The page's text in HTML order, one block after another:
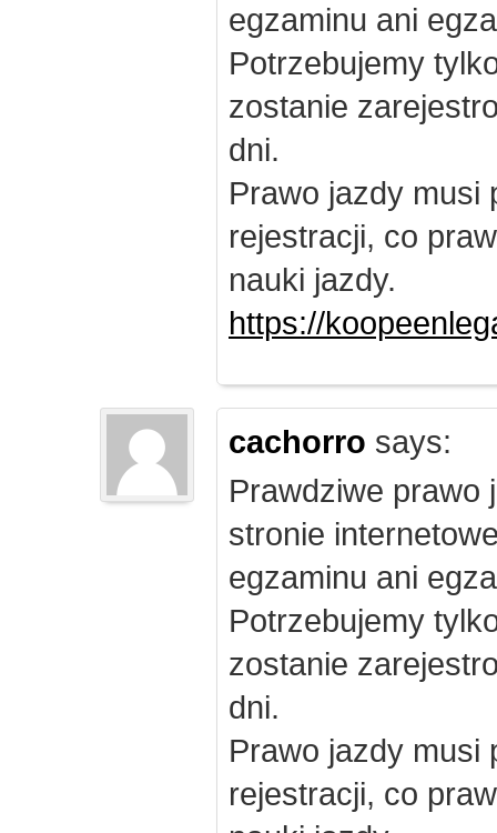
egzaminu ani
Potrzebujemy
zostanie
dni.
Prawo jazdy musi
rejestracji, co
nauki jazdy.
https://
cachorro says:
Prawdziwe prawo
stronie
egzaminu ani
Potrzebujemy
zostanie
dni.
Prawo jazdy musi
rejestracji, co